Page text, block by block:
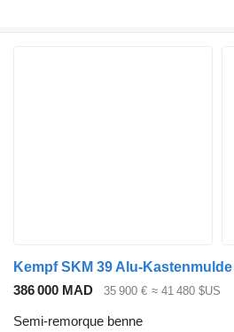
Kempf SKM 39 Alu-
386 000 MAD
35 900 € ≈ 41 480 $US
Semi-remorque benne